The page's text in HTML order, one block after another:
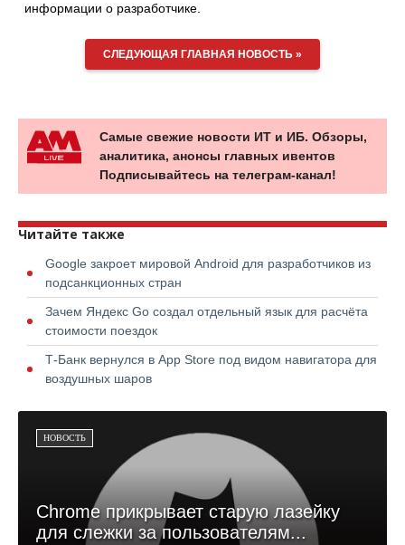
информации о разработчике.
СЛЕДУЮЩАЯ ГЛАВНАЯ НОВОСТЬ »
Самые свежие новости ИТ и ИБ. Обзоры,
аналитика, анонсы главных ивентов
Подписывайтесь на телеграм-канал!
Читайте также
Google закроет мировой Android для разработчиков из
подсанкционных стран
Зачем Яндекс Go создал отдельный язык для расчёта
стоимости поездок
Т-Банк вернулся в App Store под видом навигатора для
воздушных шаров
НОВОСТЬ
Chrome прикрывает старую лазейку
для слежки за пользователям...